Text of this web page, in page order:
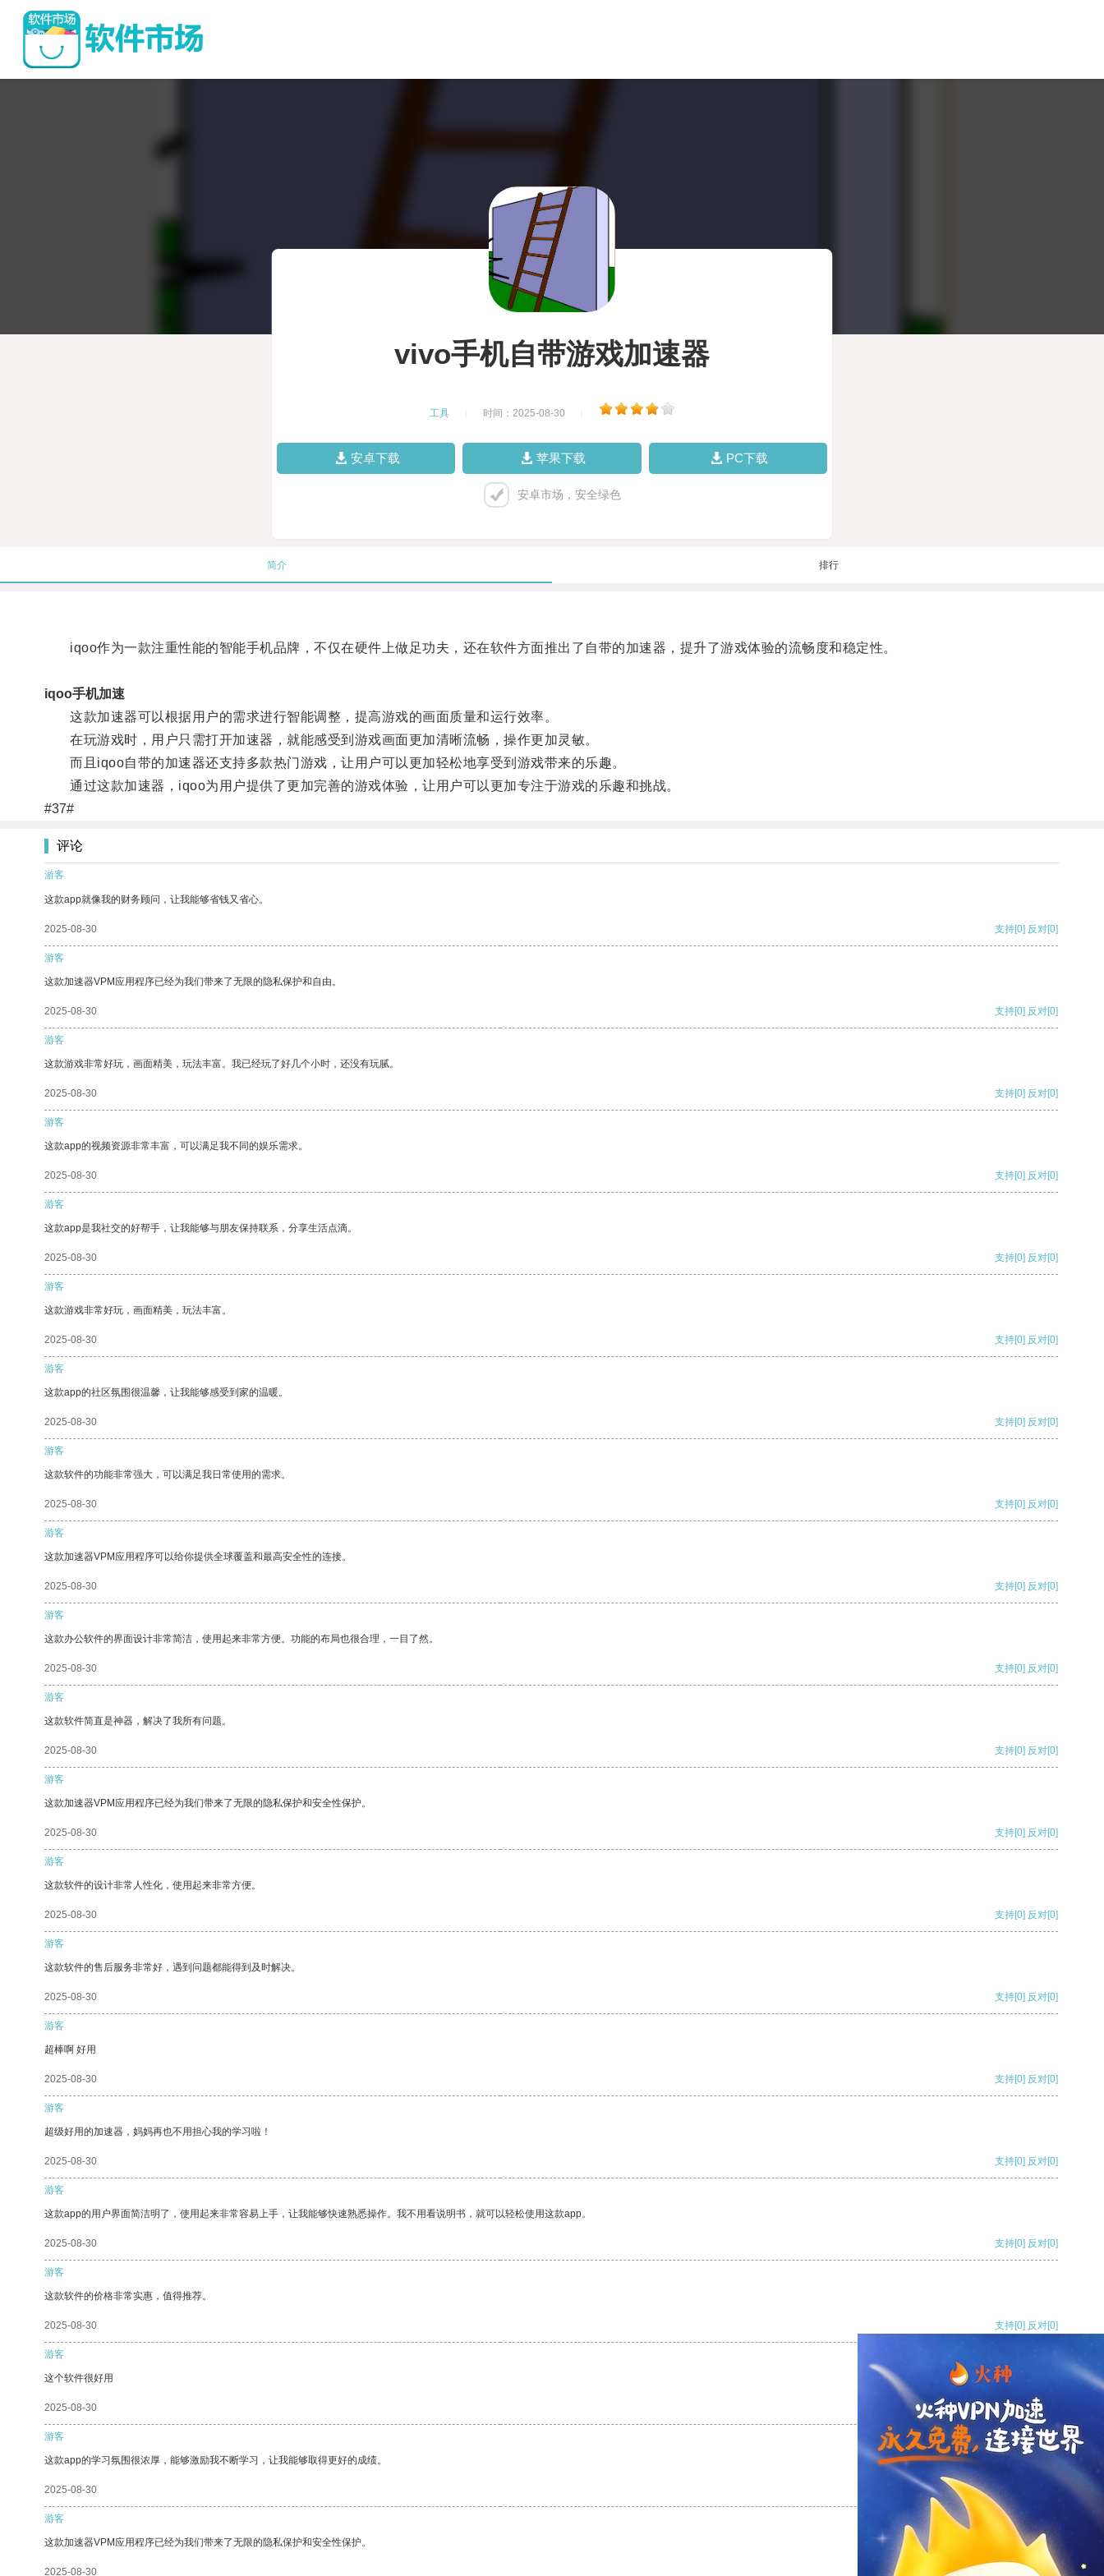
vivo手机自带游戏加速器
工具 时间：2025-08-30
安卓下载 苹果下载 PC下载
安卓市场，安全绿色
简介 排行
iqoo作为一款注重性能的智能手机品牌，不仅在硬件上做足功夫，还在软件方面推出了自带的加速器，提升了游戏体验的流畅度和稳定性。
iqoo手机加速
这款加速器可以根据用户的需求进行智能调整，提高游戏的画面质量和运行效率。
在玩游戏时，用户只需打开加速器，就能感受到游戏画面更加清晰流畅，操作更加灵敏。
而且iqoo自带的加速器还支持多款热门游戏，让用户可以更加轻松地享受到游戏带来的乐趣。
通过这款加速器，iqoo为用户提供了更加完善的游戏体验，让用户可以更加专注于游戏的乐趣和挑战。
#37#
评论
游客
这款app就像我的财务顾问，让我能够省钱又省心。
2025-08-30 支持[0] 反对[0]
游客
这款加速器VPM应用程序已经为我们带来了无限的隐私保护和自由。
2025-08-30 支持[0] 反对[0]
游客
这款游戏非常好玩，画面精美，玩法丰富。我已经玩了好几个小时，还没有玩腻。
2025-08-30 支持[0] 反对[0]
游客
这款app的视频资源非常丰富，可以满足我不同的娱乐需求。
2025-08-30 支持[0] 反对[0]
游客
这款app是我社交的好帮手，让我能够与朋友保持联系，分享生活点滴。
2025-08-30 支持[0] 反对[0]
游客
这款游戏非常好玩，画面精美，玩法丰富。
2025-08-30 支持[0] 反对[0]
游客
这款app的社区氛围很温馨，让我能够感受到家的温暖。
2025-08-30 支持[0] 反对[0]
游客
这款软件的功能非常强大，可以满足我日常使用的需求。
2025-08-30 支持[0] 反对[0]
游客
这款加速器VPM应用程序可以给你提供全球覆盖和最高安全性的连接。
2025-08-30 支持[0] 反对[0]
游客
这款办公软件的界面设计非常简洁，使用起来非常方便。功能的布局也很合理，一目了然。
2025-08-30 支持[0] 反对[0]
游客
这款软件简直是神器，解决了我所有问题。
2025-08-30 支持[0] 反对[0]
游客
这款加速器VPM应用程序已经为我们带来了无限的隐私保护和安全性保护。
2025-08-30 支持[0] 反对[0]
游客
这款软件的设计非常人性化，使用起来非常方便。
2025-08-30 支持[0] 反对[0]
游客
这款软件的售后服务非常好，遇到问题都能得到及时解决。
2025-08-30 支持[0] 反对[0]
游客
超棒啊 好用
2025-08-30 支持[0] 反对[0]
游客
超级好用的加速器，妈妈再也不用担心我的学习啦！
2025-08-30 支持[0] 反对[0]
游客
这款app的用户界面简洁明了，使用起来非常容易上手，让我能够快速熟悉操作。我不用看说明书，就可以轻松使用这款app。
2025-08-30 支持[0] 反对[0]
游客
这款软件的价格非常实惠，值得推荐。
2025-08-30 支持[0] 反对[0]
游客
这个软件很好用
2025-08-30 支持[0] 反对
游客
这款app的学习氛围很浓厚，能够激励我不断学习，让我能够取得更好的成绩。
2025-08-30 支持
游客
这款加速器VPM应用程序已经为我们带来了无限的隐私保护和安全性保护。
2025-08-30 反对 [0]